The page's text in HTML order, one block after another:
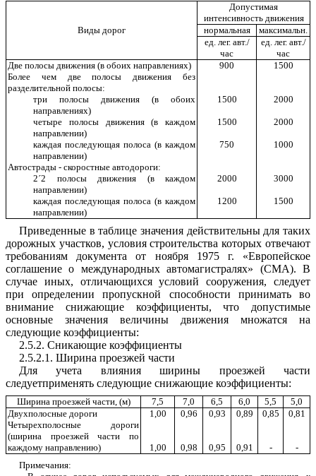
Виды дорог
Допустимая
интенсивность движения
нормальная максимальн.
ед лег. авт./
час
ед лег. авт./
час
Две полосы движения(в обоих направлениях) 900 1 500
Более
чем две полосы движения
без
разделительной полосы:
три
полосы движения(в
обоих
направлениях)
1 500 2000
четыре полосы движения(в
каждом
направлении)
1 500 2000
каждая последующая полоса(в каждом
направлении)
750 1 000
Автострады- скоростные автодороги:
2´2 полосы движения (в
каждом
направлении)
2000 3000
каждая последующая полоса(в каждом
направлении)
1 200 1 500
Приведенные в таблице значения действительны для таких
дорожных участков, условия строительства которых отвечают
требованиям
документа от ноября 1975 г. «Европейское
соглашение о международных автомагистралях» (СМА).В
случае иных, отличающихся условийсооружения,
следует
при
определении пропускной способности принимать
во
внимание снижающие коэффициенты,что
допустимые
основные
значения величины движения множатся
на
следующие коэффициенты:
2.5.2. Сникающие коэффициенты
2.5.2.1 . Ширина проезжей части
Для
учета влияния ширины проезжей
части
следуетприменять следующие снижающие коэффициенты:
Ширина проезжей части, (м) 7,5 7,0 6,5 6,0 5,5
5,0
Двухполосные дороги 1 ,00 0,96 0,93 0,89 0,85 0,81
Четырехполосные
дороги
(ширина проезжей частипо
каждому направлению) 1 ,00 0,98 0,95 0,91 -
-
Примечания: